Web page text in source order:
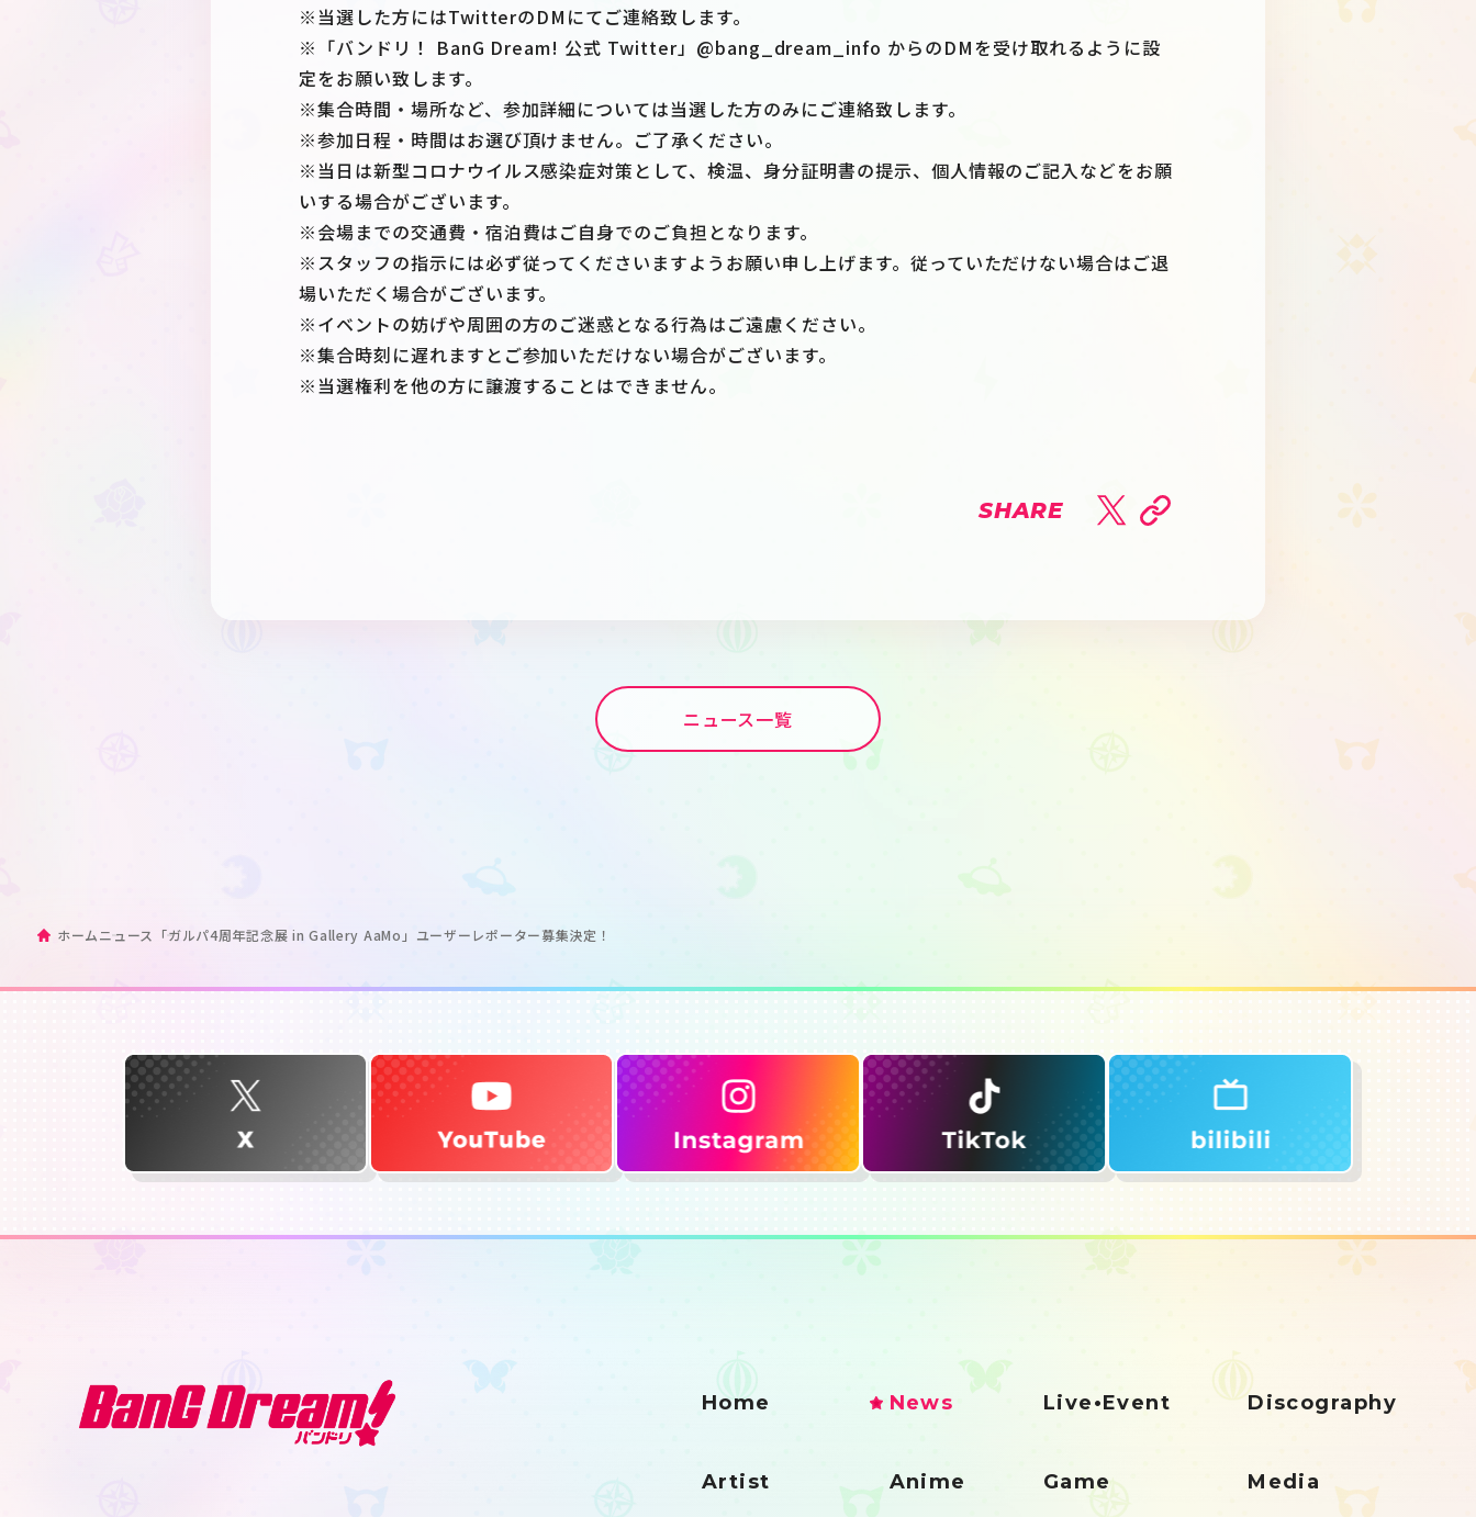
※当選した方にはTwitterのDMにてご連絡致します。
※「バンドリ！ BanG Dream! 公式 Twitter」@bang_dream_info からのDMを受け取れるように設
定をお願い致します。
※集合時間・場所など、参加詳細については当選した方のみにご連絡致します。
※参加日程・時間はお選び頂けません。ご了承ください。
※当日は新型コロナウイルス感染症対策として、検温、身分証明書の提示、個人情報のご記入などをお願
いする場合がございます。
※会場までの交通費・宿泊費はご自身でのご負担となります。
※スタッフの指示には必ず従ってくださいますようお願い申し上げます。従っていただけない場合はご退
場いただく場合がございます。
※イベントの妨げや周囲の方のご迷惑となる行為はご遠慮ください。
※集合時刻に遅れますとご参加いただけない場合がございます。
※当選権利を他の方に譲渡することはできません。
SHARE
ニュース一覧
ホームニュース 「ガルパ4周年記念展 in Gallery AaMo」ユーザーレポーター募集決定！
Home News Live•Event Discography
Artist Anime Game Media